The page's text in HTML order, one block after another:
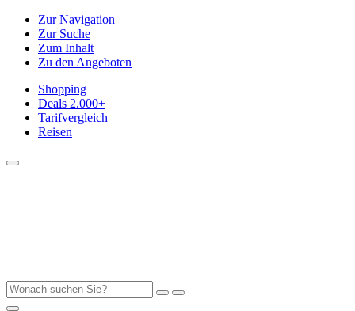
Zur Navigation
Zur Suche
Zum Inhalt
Zu den Angeboten
Shopping
Deals 2.000+
Tarifvergleich
Reisen